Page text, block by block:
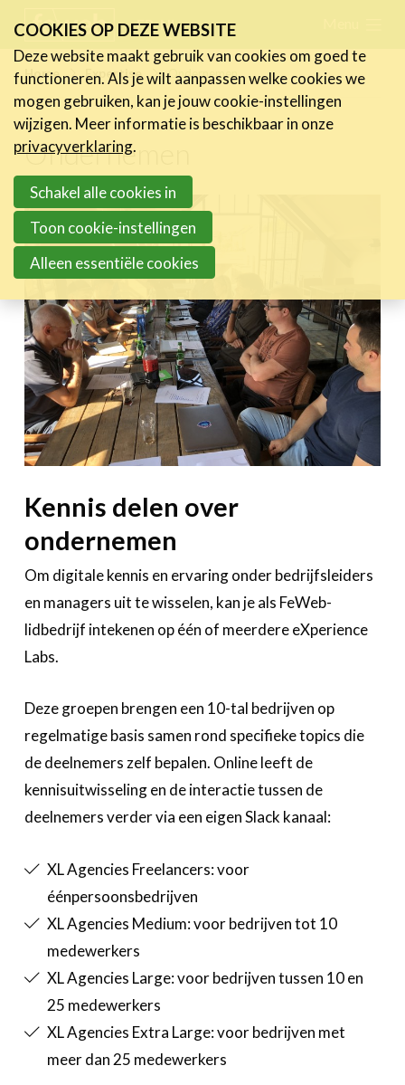
links
Jump
to
navigation
to
main
content
FR NL
Home Expertise Ondernemen
Ondernemen
Kennis delen over
ondernemen
Om digitale kennis en ervaring onder bedrijfsleiders
en managers uit te wisselen, kan je als FeWeb-
lidbedrijf intekenen op één of meerdere eXperience
Labs.
Deze groepen brengen een 10-tal bedrijven op
regelmatige basis samen rond specifieke topics die
de deelnemers zelf bepalen. Online leeft de
kennisuitwisseling en de interactie tussen de
deelnemers verder via een eigen Slack kanaal:
XL Agencies Freelancers: voor
éénpersoonsbedrijven
XL Agencies Medium: voor bedrijven tot 10
medewerkers
XL Agencies Large: voor bedrijven tussen 10 en
25 medewerkers
XL Agencies Extra Large: voor bedrijven met
meer dan 25 medewerkers
Nieuws
Activiteiten
Expertise
Ondernemen
Ondernemen & HR
Ondernemen & Steun
Content & Influencer
Marketing
Toolbox
Bedrijvenzoeker
Over FeWeb
Lid worden
COOKIES OP DEZE WEBSITE
Deze website maakt gebruik van cookies om goed te
functioneren. Als je wilt aanpassen welke cookies we
mogen gebruiken, kan je jouw cookie-instellingen
wijzigen. Meer informatie is beschikbaar in onze
privacyverklaring.
Schakel alle cookies in
Toon cookie-instellingen
Alleen essentiële cookies